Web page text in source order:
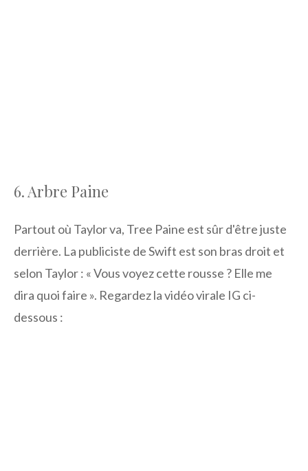
6. Arbre Paine
Partout où Taylor va, Tree Paine est sûr d'être juste
derrière. La publiciste de Swift est son bras droit et
selon Taylor : « Vous voyez cette rousse ? Elle me
dira quoi faire ». Regardez la vidéo virale IG ci-
dessous :